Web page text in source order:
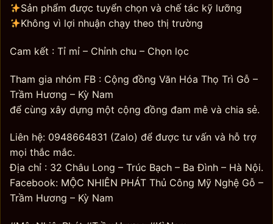
Sản phẩm được tuyển chọn và chế tác kỹ lưỡng
Không vì lợi nhuận chạy theo thị trường
Cam kết : Tỉ mỉ – Chỉnh chu – Chọn lọc
Tham gia nhóm FB : Cộng đồng Văn Hóa Thọ Trì Gỗ –
Trầm Hương – Kỳ Nam
để cùng xây dựng một cộng đồng đam mê và chia sẻ.
Liên hệ: 0948664831 (Zalo) để được tư vấn và hỗ trợ
mọi thắc mắc.
Địa chỉ : 32 Châu Long – Trúc Bạch – Ba Đình – Hà Nội.
Facebook: MỘC NHIÊN PHÁT Thủ Công Mỹ Nghệ Gỗ –
Trầm Hương – Kỳ Nam